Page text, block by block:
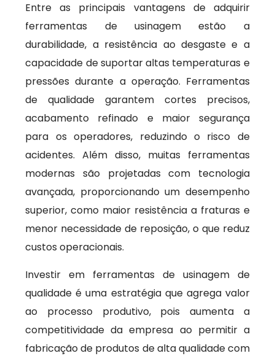
Entre as principais vantagens de adquirir
ferramentas de usinagem estão a
durabilidade, a resistência ao desgaste e a
capacidade de suportar altas temperaturas e
pressões durante a operação. Ferramentas
de qualidade garantem cortes precisos,
acabamento refinado e maior segurança
para os operadores, reduzindo o risco de
acidentes. Além disso, muitas ferramentas
modernas são projetadas com tecnologia
avançada, proporcionando um desempenho
superior, como maior resistência a fraturas e
menor necessidade de reposição, o que reduz
custos operacionais.
Investir em ferramentas de usinagem de
qualidade é uma estratégia que agrega valor
ao processo produtivo, pois aumenta a
competitividade da empresa ao permitir a
fabricação de produtos de alta qualidade com